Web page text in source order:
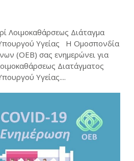
Λοιμοκαθάρσεως Διάταγμα
Υγείας Η Ομοσπονδία
(ΟΕΒ) σας ενημερώνει για
Διατάγματος
Υγείας....